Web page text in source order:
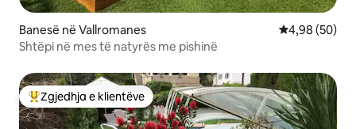
Banesë në Vallromanes Vlerësimi
4,98 (50)
Shtëpi në mes të natyrës me pishinë
Më të mirat e zgjedhjeve të klientëve
Zgjedhja e klientëve